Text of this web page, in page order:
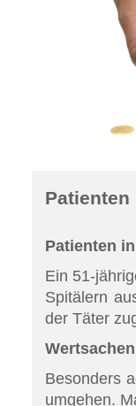
Patienten
Ein 51-
Spitälern
der Täter
Besonders
umgehen.